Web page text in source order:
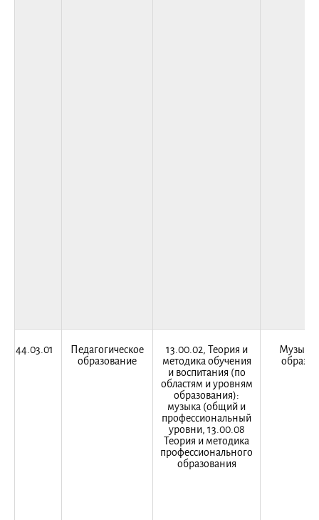
44.03.01
Педагогическое
образование
13.00.02, Теория и
методика обучения
и воспитания (по
областям и уровням
образования):
музыка (общий и
профессиональный
уровни, 13.00.08
Теория и методика
профессионального
образования